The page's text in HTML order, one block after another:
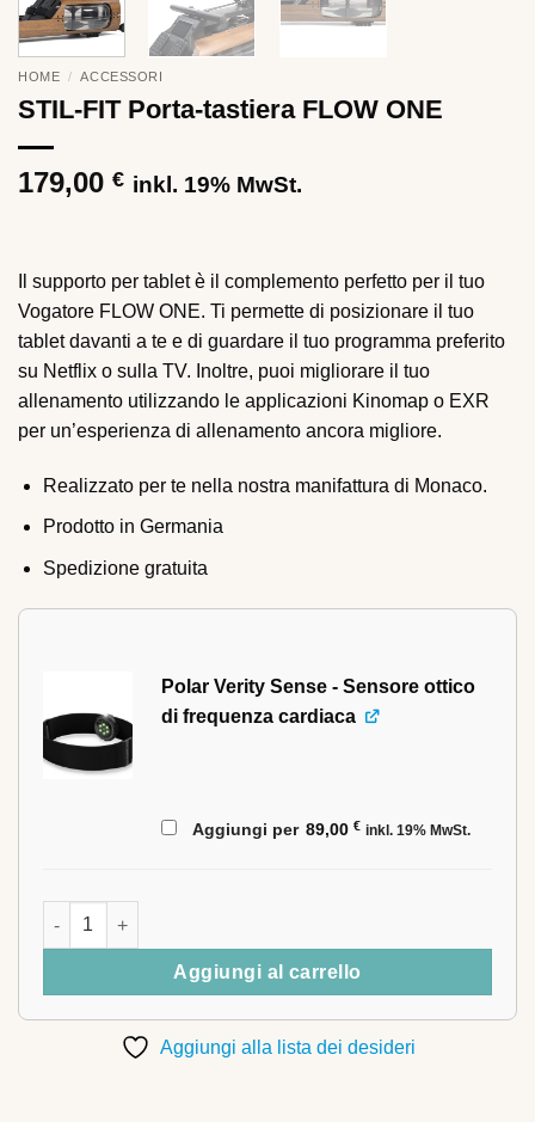
HOME / ACCESSORI
STIL-FIT Porta-tastiera FLOW ONE
179,00 € inkl. 19% MwSt.
Il supporto per tablet è il complemento perfetto per il tuo
Vogatore FLOW ONE. Ti permette di posizionare il tuo
tablet davanti a te e di guardare il tuo programma preferito
su Netflix o sulla TV. Inoltre, puoi migliorare il tuo
allenamento utilizzando le applicazioni Kinomap o EXR
per un’esperienza di allenamento ancora migliore.
Realizzato per te nella nostra manifattura di Monaco.
Prodotto in Germania
Spedizione gratuita
Polar Verity Sense - Sensore ottico
di frequenza cardiaca
Aggiungi per 89,00 € inkl. 19% MwSt.
STIL-FIT Porta-tastiera FLOW ONE quantità
Aggiungi al carrello
Aggiungi alla lista dei desideri